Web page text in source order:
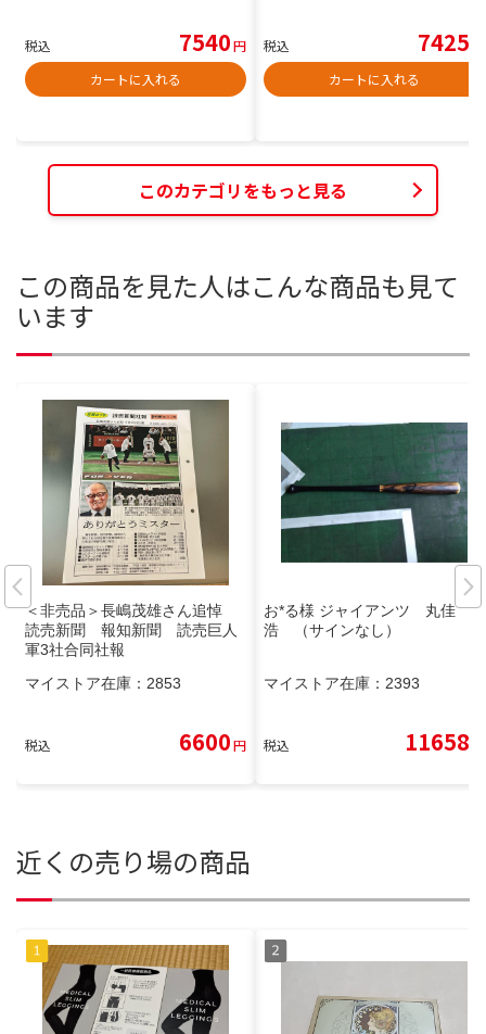
税込 7540円
カートに入れる
税込 7425
カートに入れる
このカテゴリをもっと見る
この商品を見た人はこんな商品も見て
います
＜非売品＞長嶋茂雄さん追悼
読売新聞 報知新聞 読売巨人
軍3社合同社報
マイストア在庫： 2853
税込 6600円
お*る様 ジャイアンツ 丸佳
浩 （サインなし）
マイストア在庫： 2393
税込 11658
近くの売り場の商品